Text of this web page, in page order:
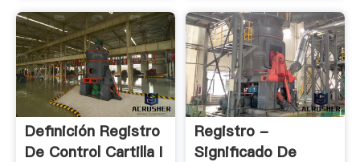
Definición Registro
De Control Cartilla I
Registro -
Significado De